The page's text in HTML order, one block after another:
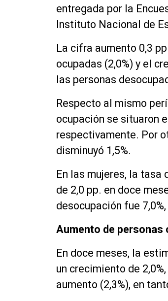
entregada por la
Instituto Nacional de
La cifra aumento 0,3
ocupadas (2,0%) y el
las personas
Respecto al mismo
ocupación se situaron
respectivamente. Por
disminuyó 1,5%.
En las mujeres, la tasa
de 2,0 pp. en doce
desocupación fue
Aumento de personas
En doce meses, la
un crecimiento de
aumento (2,3%), en